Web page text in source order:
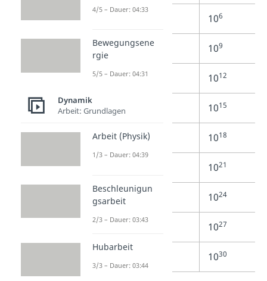
106
giga 109
tera 1012
peta 1015
exa 1018
1021
yotta 1024
1027
1030
4/5 – Dauer: 04:33
Bewegungsene
rgie
5/5 – Dauer: 04:31
Dynamik
Arbeit: Grundlagen
Arbeit (Physik)
1/3 – Dauer: 04:39
Beschleunigun
gsarbeit
2/3 – Dauer: 03:43
Hubarbeit
3/3 – Dauer: 03:44